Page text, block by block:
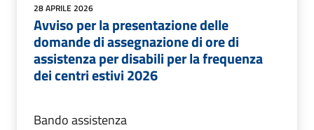
28 APRILE 2026
Avviso per la presentazione delle
domande di assegnazione di ore di
assistenza per disabili per la frequenza
dei centri estivi 2026
Bando assistenza